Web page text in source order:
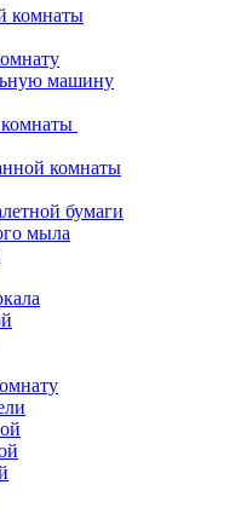
комнаты
машину
комнаты
бумаги
мыла